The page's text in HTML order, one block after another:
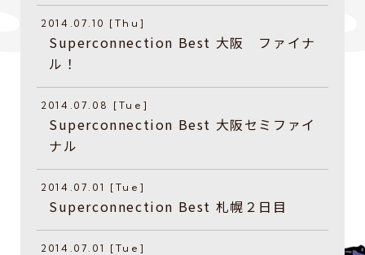
2014.07.10 [Thu]
Superconnection Best 大阪 ファイナ
ル！
2014.07.08 [Tue]
Superconnection Best 大阪セミファイ
ナル
2014.07.01 [Tue]
Superconnection Best 札幌２日目
2014.07.01 [Tue]